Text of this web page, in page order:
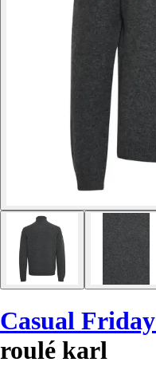
Casual Friday
roulé karl